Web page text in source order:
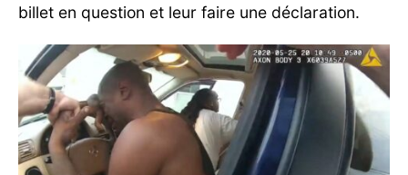
billet en question et leur faire une déclaration.